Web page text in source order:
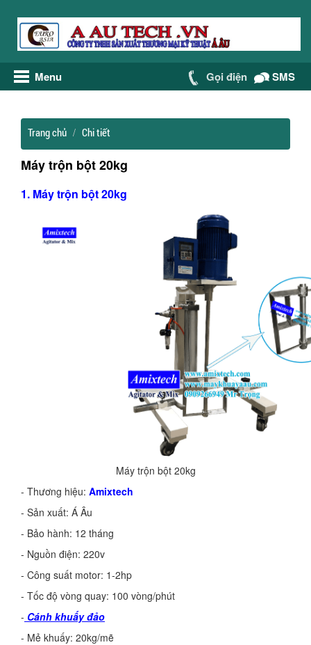
Menu Gọi điện SMS
Trang chủ Chi tiết
Máy trộn bột 20kg
1. Máy trộn bột 20kg
Máy trộn bột 20kg
- Thương hiệu: Amixtech
- Sản xuất: Á Âu
- Bảo hành: 12 tháng
- Nguồn điện: 220v
- Công suất motor: 1-2hp
- Tốc độ vòng quay: 100 vòng/phút
- Cánh khuấy đảo
- Mẻ khuấy: 20kg/mẽ